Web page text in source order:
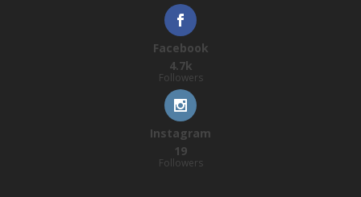
Facebook
4.7k
Followers
Instagram
19
Followers